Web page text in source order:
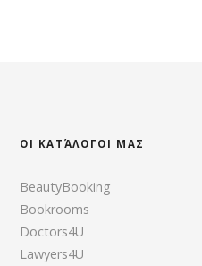
ΟΙ ΚΑΤΆΛΟΓΟΙ ΜΑΣ
BeautyBooking
Bookrooms
Doctors4U
Lawyers4U